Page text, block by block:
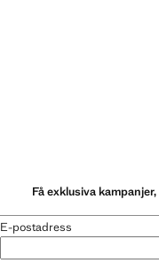
Få exklusiva
E-postadress